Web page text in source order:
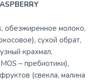
обезжиренное молоко,
сухой обрат,
крахмал,
– пребиотики),
(свекла, малина